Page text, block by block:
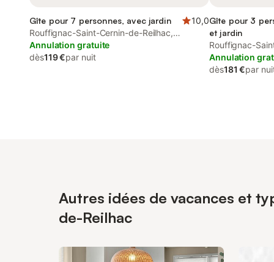
Gîte pour 7 personnes, avec jardin
10,0
Rouffignac-Saint-Cernin-de-Reilhac,
Périgord Noir
Annulation gratuite
dès119 €par nuit
Gîte pour 3
et jardin
Rouffignac-
Périgord Noir
Annulation
dès181 €par
Autres idées de vacances et
de-Reilhac